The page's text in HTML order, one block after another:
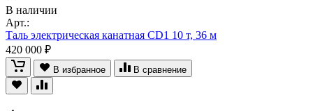
В наличии
Арт.:
Таль электрическая канатная CD1 10 т, 36 м
420 000 ₽
В избранное В сравнение